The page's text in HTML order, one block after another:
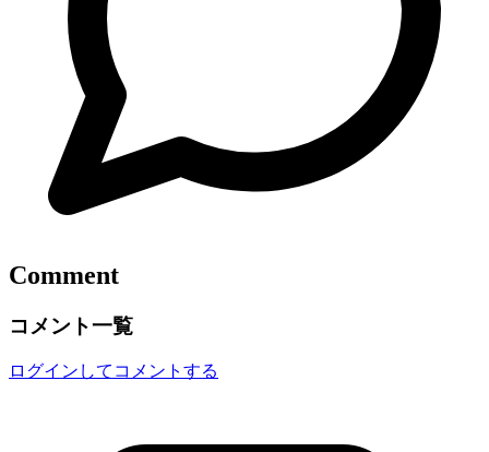
Comment
コメント一覧
ログインしてコメントする